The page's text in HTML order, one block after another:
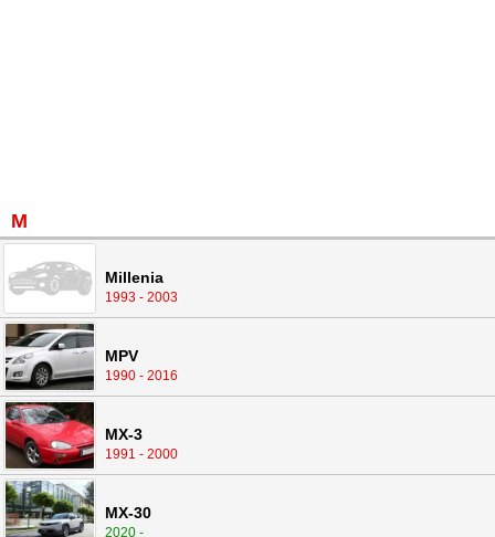
M
Millenia
1993 - 2003
MPV
1990 - 2016
MX-3
1991 - 2000
MX-30
2020 -